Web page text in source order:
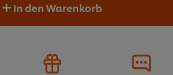
In den Warenkorb